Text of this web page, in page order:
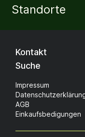
Standorte
Kontakt
Suche
Impressum
AGB
Einkaufsbedigungen